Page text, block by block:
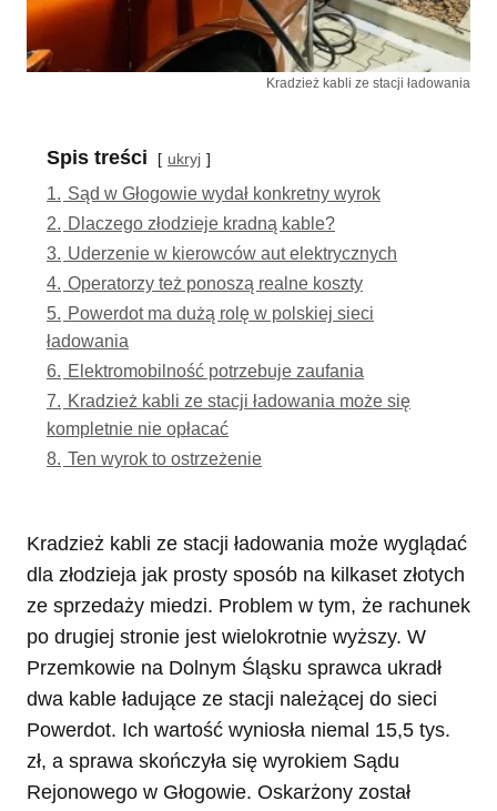
Kradzież kabli ze stacji ładowania
Spis treści ukryj
1. Sąd w Głogowie wydał konkretny wyrok
2. Dlaczego złodzieje kradną kable?
3. Uderzenie w kierowców aut elektrycznych
4. Operatorzy też ponoszą realne koszty
5. Powerdot ma dużą rolę w polskiej sieci
ładowania
6. Elektromobilność potrzebuje zaufania
7. Kradzież kabli ze stacji ładowania może się
kompletnie nie opłacać
8. Ten wyrok to ostrzeżenie
Kradzież kabli ze stacji ładowania może wyglądać
dla złodzieja jak prosty sposób na kilkaset złotych
ze sprzedaży miedzi. Problem w tym, że rachunek
po drugiej stronie jest wielokrotnie wyższy. W
Przemkowie na Dolnym Śląsku sprawca ukradł
dwa kable ładujące ze stacji należącej do sieci
Powerdot. Ich wartość wyniosła niemal 15,5 tys.
zł, a sprawa skończyła się wyrokiem Sądu
Rejonowego w Głogowie. Oskarżony został